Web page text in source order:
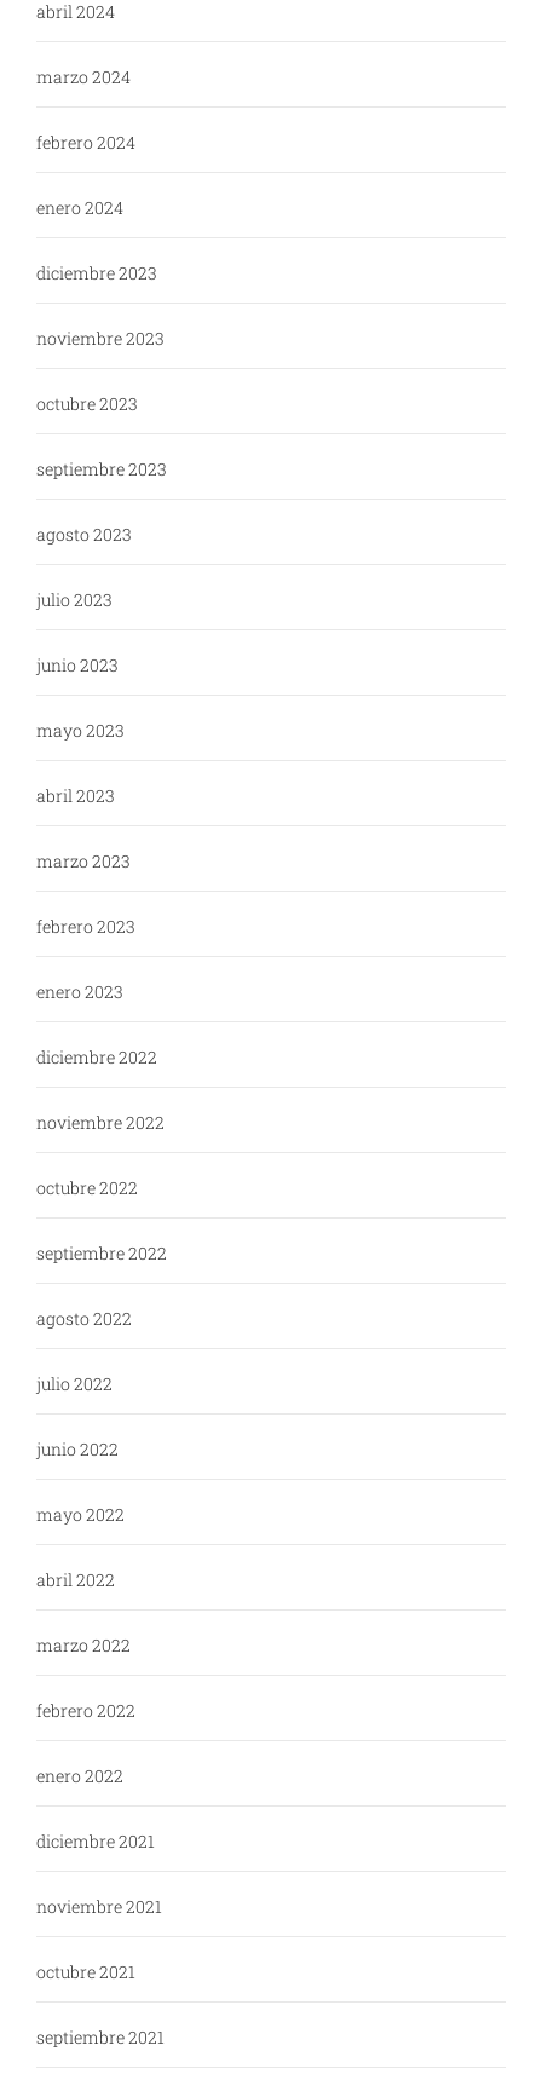
abril 2024
marzo 2024
febrero 2024
enero 2024
diciembre 2023
noviembre 2023
octubre 2023
septiembre 2023
agosto 2023
julio 2023
junio 2023
mayo 2023
abril 2023
marzo 2023
febrero 2023
enero 2023
diciembre 2022
noviembre 2022
octubre 2022
septiembre 2022
agosto 2022
julio 2022
junio 2022
mayo 2022
abril 2022
marzo 2022
febrero 2022
enero 2022
diciembre 2021
noviembre 2021
octubre 2021
septiembre 2021